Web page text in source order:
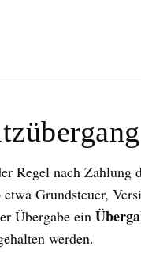
Regel nach Zahlung
Grundsteuer,
Übergabe ein
werden.